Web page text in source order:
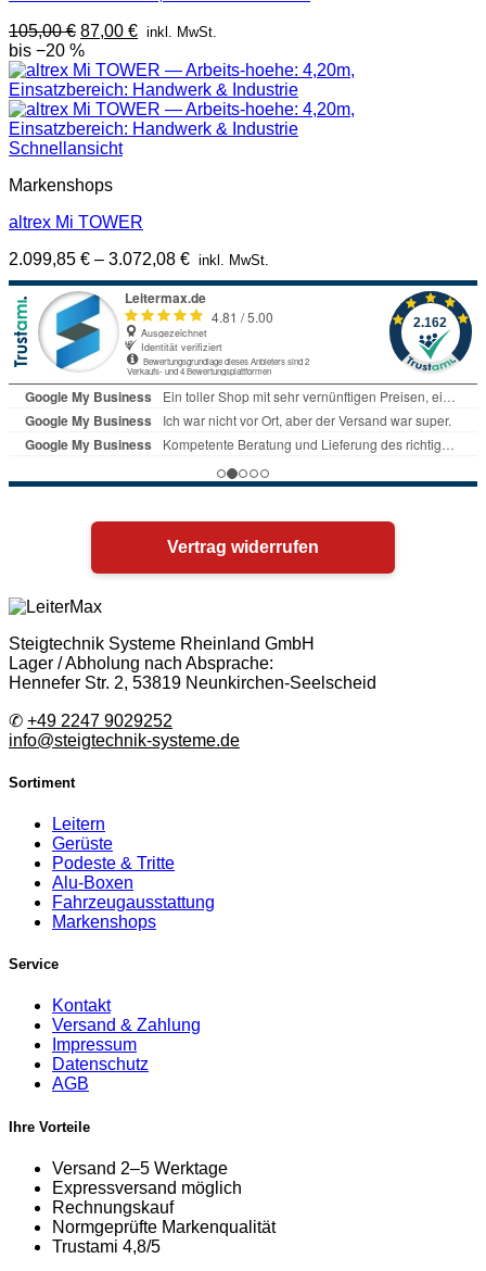
105,00€ Ursprünglicher
Preis
war:
105,00 €
87,00 €Aktueller
ist:
87,00 €.
inkl. MwSt.
bis −20 %
Schnellansicht
Markenshops
altrex Mi TOWER
2.099,85 € – 3.072,08 € inkl. MwSt.
Vertrag widerrufen
Steigtechnik Systeme Rheinland GmbH
Lager / Abholung nach Absprache:
Hennefer Str. 2, 53819 Neunkirchen-Seelscheid
✆ +49 2247 9029252
info@steigtechnik-systeme.de
Sortiment
Leitern
Gerüste
Podeste & Tritte
Alu-Boxen
Fahrzeugausstattung
Markenshops
Service
Kontakt
Versand & Zahlung
Impressum
Datenschutz
AGB
Ihre Vorteile
Versand 2–5 Werktage
Expressversand möglich
Rechnungskauf
Normgeprüfte Markenqualität
Trustami 4,8/5